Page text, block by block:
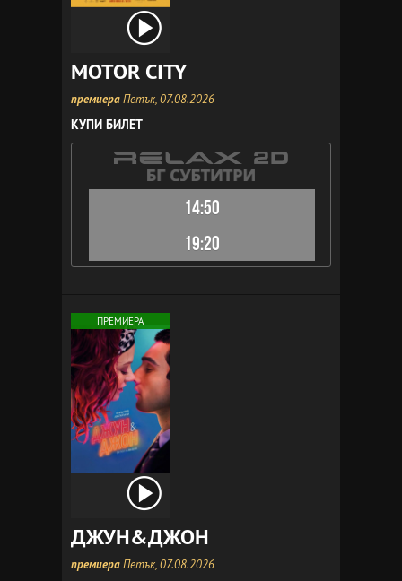
MOTOR CITY
премиераПетък, 07.08.2026
КУПИ БИЛЕТ
14:50
19:20
ПРЕМИЕРА
ДЖУН&ДЖОН
премиераПетък, 07.08.2026